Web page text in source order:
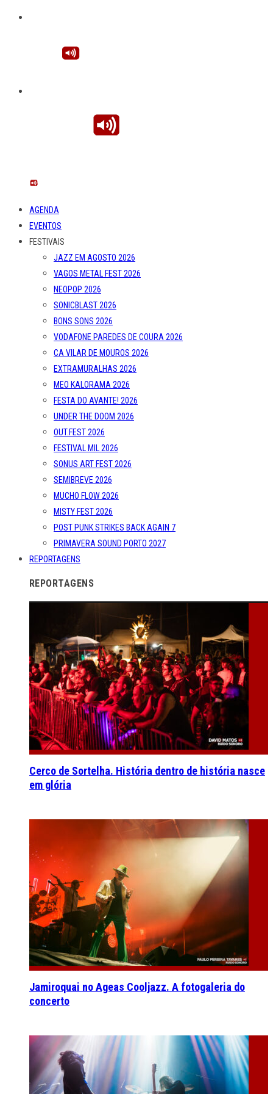
AGENDA
EVENTOS
FESTIVAIS
JAZZ EM AGOSTO 2026
VAGOS METAL FEST 2026
NEOPOP 2026
SONICBLAST 2026
BONS SONS 2026
VODAFONE PAREDES DE COURA 2026
CA VILAR DE MOUROS 2026
EXTRAMURALHAS 2026
MEO KALORAMA 2026
FESTA DO AVANTE! 2026
UNDER THE DOOM 2026
OUT.FEST 2026
FESTIVAL MIL 2026
SONUS ART FEST 2026
SEMIBREVE 2026
MUCHO FLOW 2026
MISTY FEST 2026
POST PUNK STRIKES BACK AGAIN 7
PRIMAVERA SOUND PORTO 2027
REPORTAGENS
REPORTAGENS
Cerco de Sortelha. História dentro de história nasce
em glória
Jamiroquai no Ageas Cooljazz. A fotogaleria do
concerto